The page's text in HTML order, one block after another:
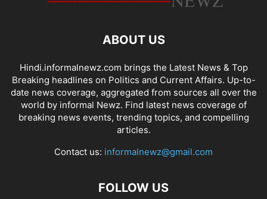
ABOUT US
Hindi.informalnewz.com brings the Latest News & Top
Breaking headlines on Politics and Current Affairs. Up-to-
date news coverage, aggregated from sources all over the
world by informal Newz. Find latest news coverage of
breaking news events, trending topics, and compelling
articles.
Contact us: informalnewz@gmail.com
FOLLOW US